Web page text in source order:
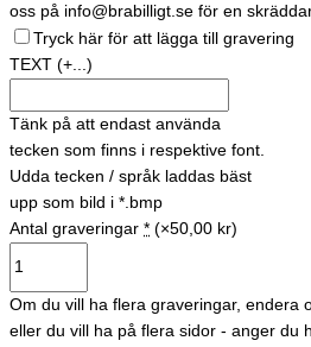
oss på info@brabilligt.se för en
Tryck här för att lägga till gravering
TEXT (+...)
Tänk på att endast använda
tecken som finns i respektive font.
Udda tecken / språk laddas bäst
upp som bild i *.bmp
Antal graveringar * (×50,00 kr)
Om du vill ha flera graveringar, endera
eller du vill ha på flera sidor - anger du